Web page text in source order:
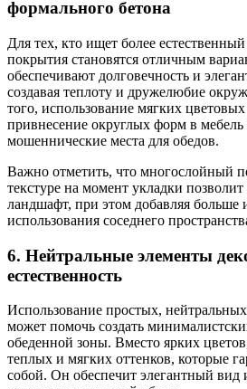
формального бетона
Для тех, кто ищет более
покрытия становятся отличным
обеспечивают долговечность и
создавая теплоту и дружелюбие
того, использование мягких
привнесение округлых форм в мебель
мошеннические места для обедов.
Важно отметить, что многослойный
текстуре на момент укладки
ландшафт, при этом добавляя больше
использования соседнего
6. Нейтральные элементы
естественность
Использование простых,
может помочь создать
обеденной зоны. Вместо ярких
теплых и мягких оттенков, которые
собой. Он обеспечит элегантный вид